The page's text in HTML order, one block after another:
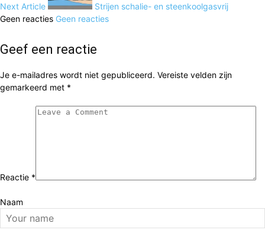
Next Article
Strijen schalie- en steenkoolgasvrij
Geen reacties Geen reacties
Geef een reactie
Je e-mailadres wordt niet gepubliceerd. Vereiste velden zijn
gemarkeerd met *
Reactie *
Naam